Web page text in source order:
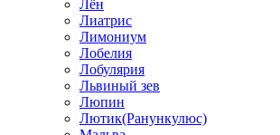
Лён
Лиатрис
Лимониум
Лобелия
Лобулярия
Львиный зев
Люпин
Лютик(Ранункулюс)